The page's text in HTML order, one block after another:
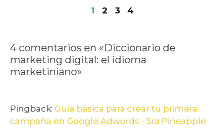
1 2 3 4
4 comentarios en «Diccionario de
marketing digital: el idioma
marketiniano»
Pingback: Guía básica para crear tu primera
campaña en Google Adwords - Sra Pineapple